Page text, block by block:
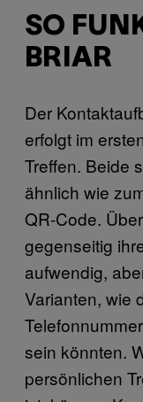
SO
BRIAR
Der
erfolgt im
Treffen. Beide
ähnlich wie
QR-Code.
gegenseitig
aufwendig,
Varianten, wie
sein könnten.
persönlichen